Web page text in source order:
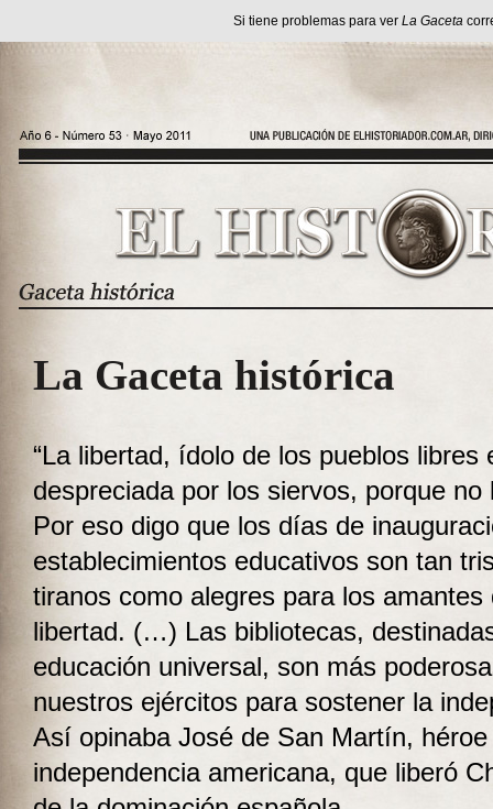
Si tiene problemas para ver La Gaceta
La Gaceta histórica
“La libertad, ídolo de los pueblos libres
despreciada por los siervos, porque no
Por eso digo que los días de
establecimientos educativos son tan
tiranos como alegres para los amantes
libertad. (…) Las bibliotecas,
educación universal, son más
nuestros ejércitos para sostener la
Así opinaba José de San Martín,
independencia americana, que liberó